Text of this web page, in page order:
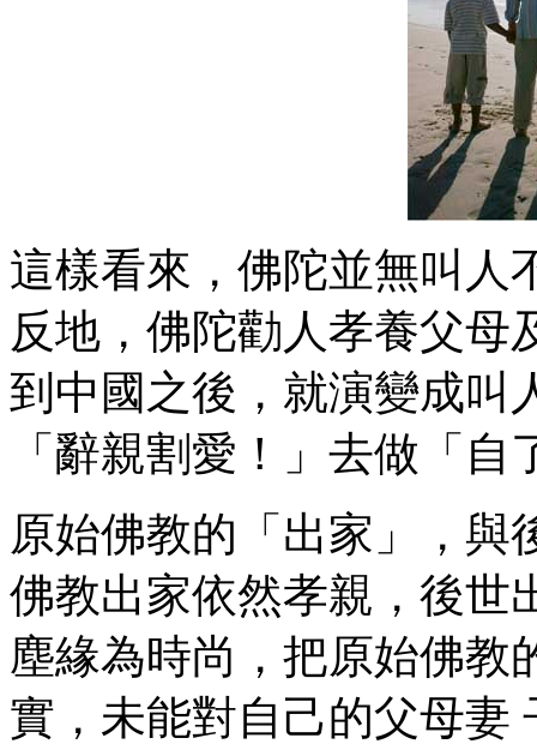
這樣看來，佛陀並無叫人
反地，佛陀勸人孝養父母
到中國之後，就演變成叫
「辭親割愛！」去做「
原始佛教的「出家」，與
佛教出家依然孝親，後世
塵緣為時尚，把原始佛教
實，未能對自己的父母妻